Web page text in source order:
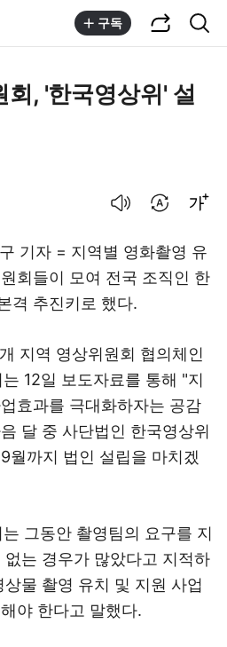
구독
, '한국영상위' 설
기자 = 지역별 영화촬영 유
회들이 모여 전국 조직인 한
격 추진키로 했다.
지역 영상위원회 협의체인
12일 보도자료를 통해 "지
효과를 극대화하자는 공감
달 중 사단법인 한국영상위
월까지 법인 설립을 마치겠
그동안 촬영팀의 요구를 지
는 경우가 많았다고 지적하
물 촬영 유치 및 지원 사업
야 한다고 말했다.